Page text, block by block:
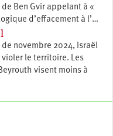
Ben Gvir appelant à «
d’effacement à l’…
novembre 2024, Israël
le territoire. Les
visent moins à